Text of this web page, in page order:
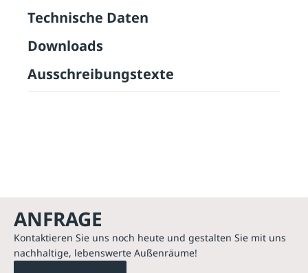
Technische Daten
Downloads
Ausschreibungstexte
ANFRAGE
Kontaktieren Sie uns noch heute und gestalten Sie mit uns
nachhaltige, lebenswerte Außenräume!